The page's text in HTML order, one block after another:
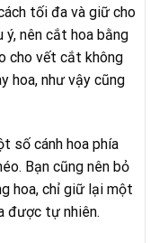
tối đa và giữ cho
ý, nên cắt hoa bằng
cho vết cắt không
hoa, như vậy cũng
số cánh hoa phía
Bạn cũng nên bỏ
hoa, chỉ giữ lại một
được tự nhiên.